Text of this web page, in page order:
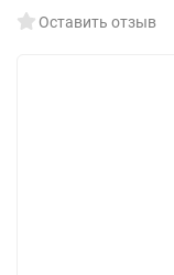
Оставить отзыв